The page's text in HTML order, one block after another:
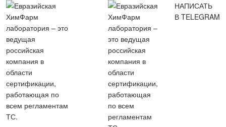
НАПИСАТЬ
В TELEGRAM